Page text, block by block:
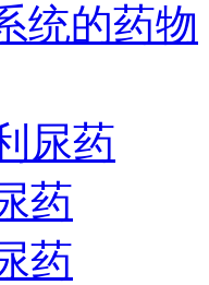
统的药物
尿药
药
药